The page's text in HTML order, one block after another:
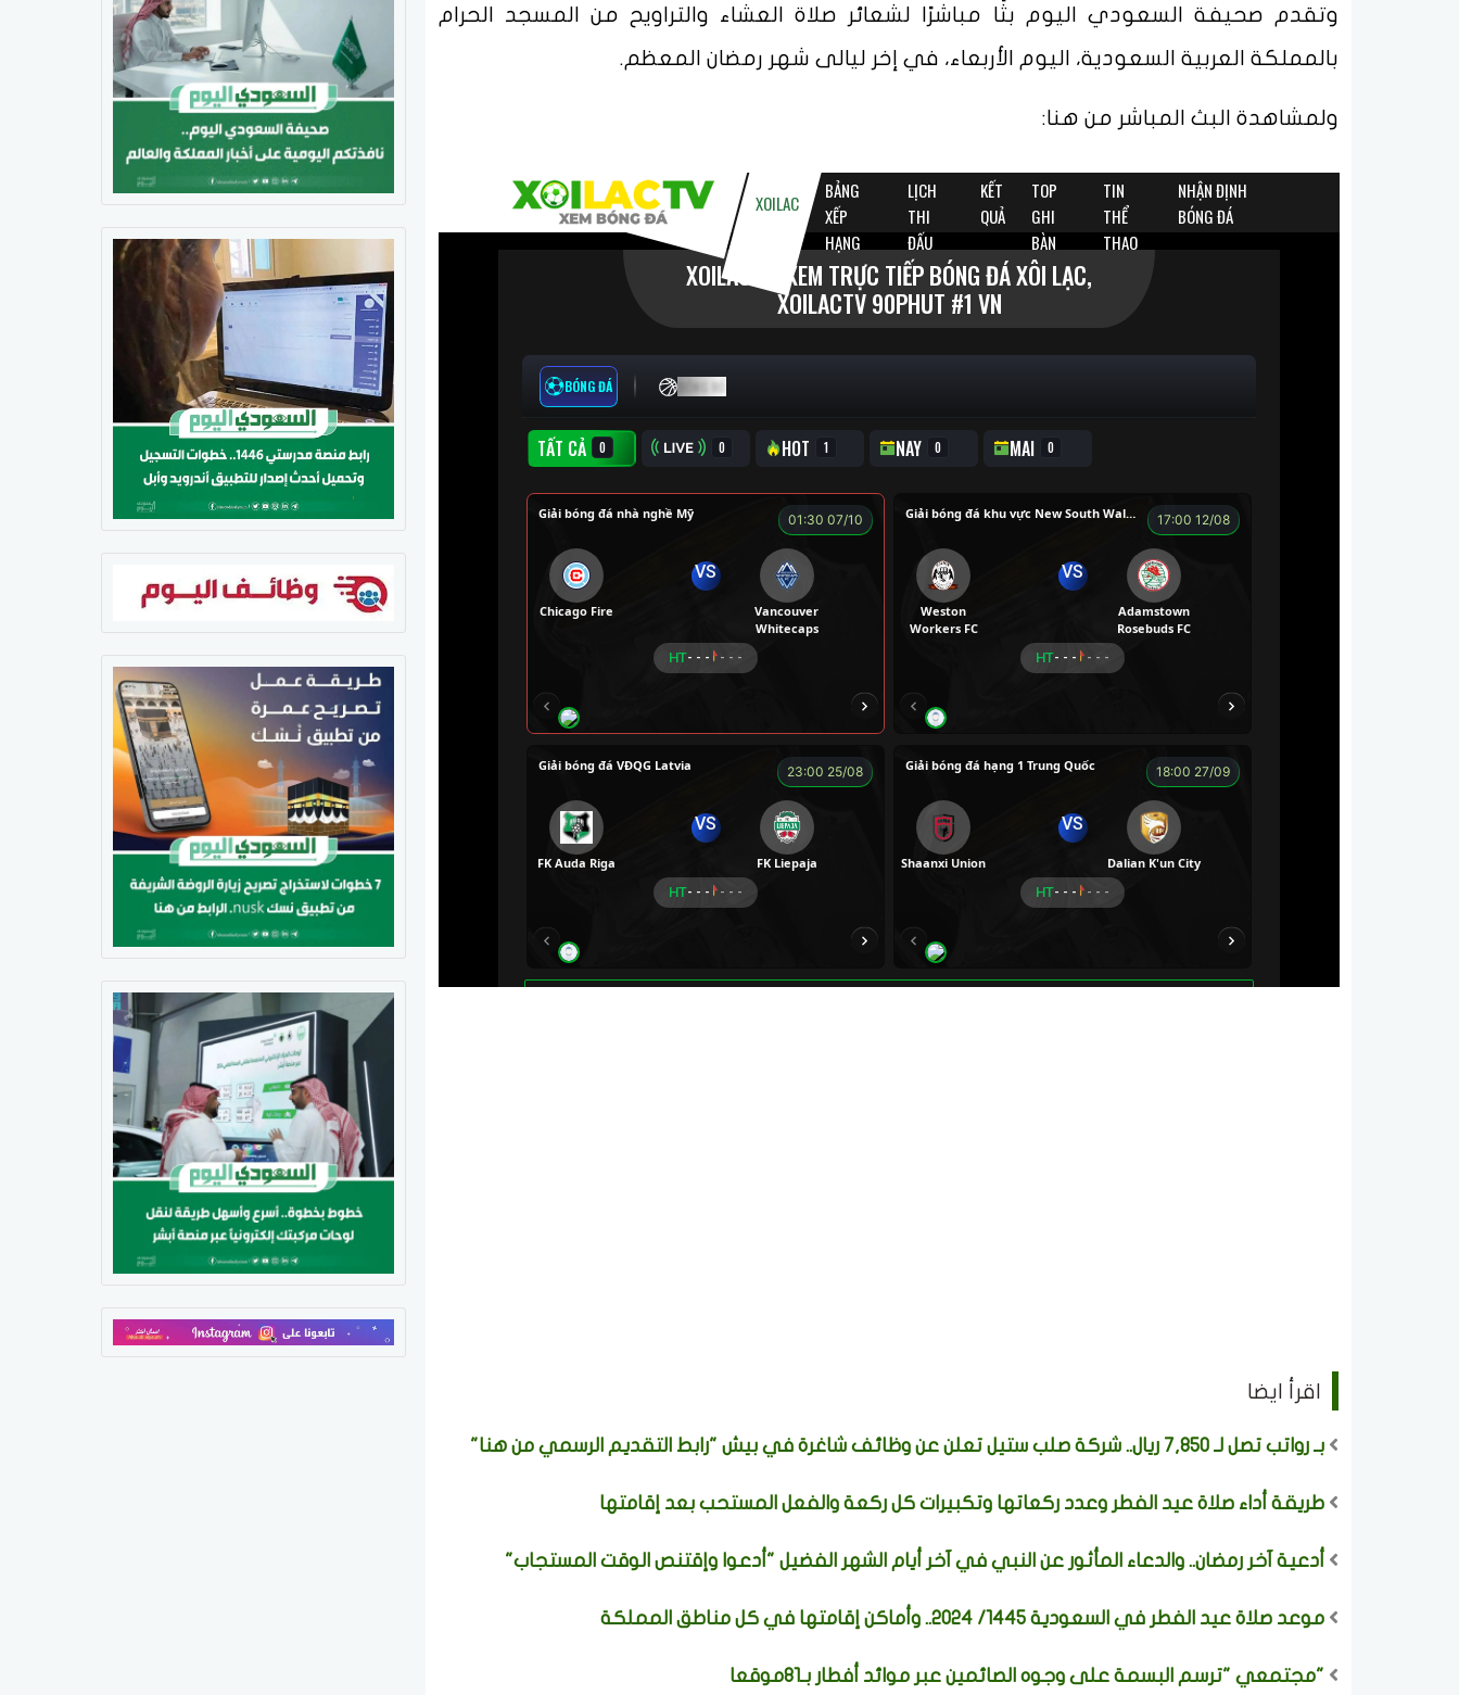
وتقدم صحيفة السعودي اليوم بثًا مباشرًا لشعائر صلاة العشاء والتراويح من المسجد الحرام
بالمملكة العربية السعودية، اليوم الأربعاء، في إخر ليالى شهر رمضان المعظم.
ولمشاهدة البث المباشر من هنا:
اقرأ ايضا
بـ رواتب تصل لـ 7,850 ريال.. شركة صلب ستيل تعلن عن وظائف شاغرة في بيش "رابط التقديم الرسمي من هنا"
طريقة أداء صلاة عيد الفطر وعدد ركعاتها وتكبيرات كل ركعة والفعل المستحب بعد إقامتها
أدعية آخر رمضان.. والدعاء المأثور عن النبي في آخر أيام الشهر الفضيل "أدعوا وإقتنص الوقت المستجاب"
موعد صلاة عيد الفطر في السعودية 1445/ 2024.. وأماكن إقامتها في كل مناطق المملكة
"مجتمعي "ترسم البسمة على وجوه الصائمين عبر موائد أفطار بـ81موقعا